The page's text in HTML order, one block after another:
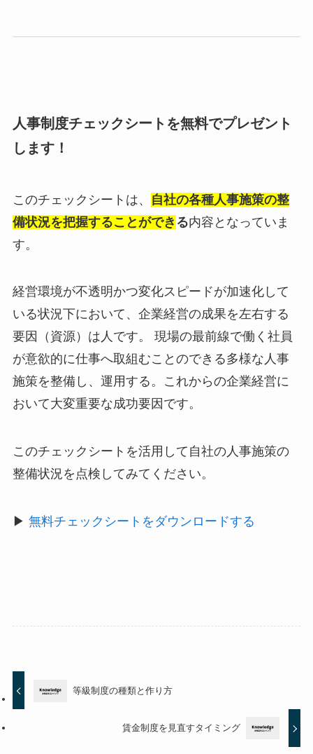
人事制度チェックシートを無料でプレゼント
します！
このチェックシートは、
自社の各種人事施策の整
備状況を把握することができ る内容となっていま
す。
経営環境が不透明かつ変化スピードが加速化して
いる状況下において、企業経営の成果を左右する
要因（資源）は人です。 現場の最前線で働く社員
が意欲的に仕事へ取組むことのできる多様な人事
施策を整備し、運用する。これからの企業経営に
おいて大変重要な成功要因です。
このチェックシートを活用して自社の人事施策の
整備状況を点検してみてください。
▶︎ 無料チェックシートをダウンロードする
等級制度の種類と作り方
賃金制度を見直すタイミング